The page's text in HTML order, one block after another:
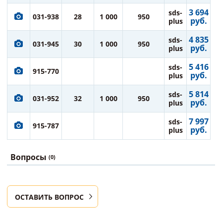
031-938 28 1 000 950
sds-
plus
3 694
руб.
031-945 30 1 000 950
sds-
plus
4 835
руб.
915-770
sds-
plus
5 416
руб.
031-952 32 1 000 950
sds-
plus
5 814
руб.
915-787
sds-
plus
7 997
руб.
Вопросы (0)
ОСТАВИТЬ ВОПРОС